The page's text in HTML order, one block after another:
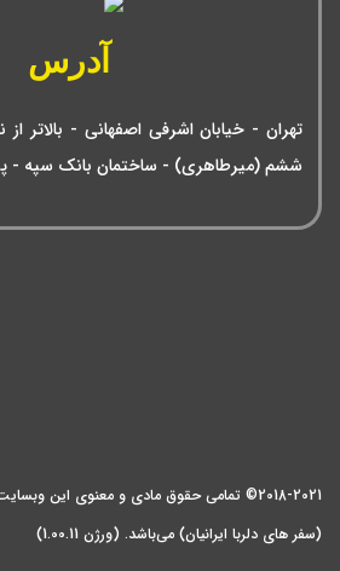
آدرس
تهران - خیابان اشرفی اصفهانی -
ششم (میرطاهری) - ساختمان بانک سپه - پلاک 16 -
2018-2021© تمامی حقوق مادی و معنوی این
(سفر های دلربا ایرانیان) می‌باشد. (ورژن 1.00.11)